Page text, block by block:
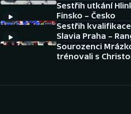
Aplikace ČT sport
AZ kvíz
Sestřih utkání
Finsko – Česko
Sestřih
Slavia Praha –
Sourozenci
trénovali s